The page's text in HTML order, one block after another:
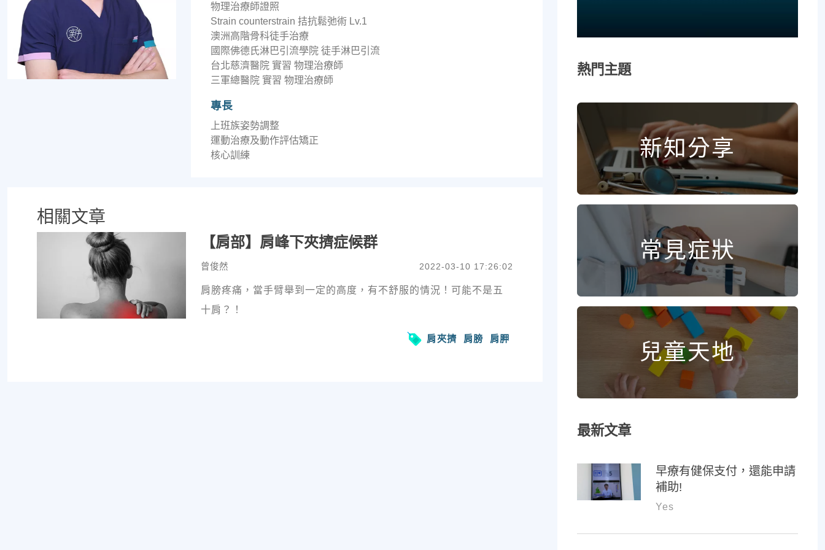
物理治療師證照
Strain counterstrain 拮抗鬆弛術 Lv.1
澳洲高階骨科徒手治療
國際佛德氏淋巴引流學院 徒手淋巴引流
台北慈濟醫院 實習 物理治療師
三軍總醫院 實習 物理治療師
專長
上班族姿勢調整
運動治療及動作評估矯正
核心訓練
相關文章
【肩部】肩峰下夾擠症候群
曾俊然 2022-03-10 17:26:02
肩膀疼痛，當手臂舉到一定的高度，有不舒服的情況！可能不是五
十肩？！
肩夾擠 肩膀 肩胛
熱門主題
新知分享
常見症狀
兒童天地
最新文章
早療有健保支付，還能申請
補助!
Yes